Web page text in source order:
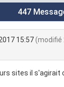
447
15:57(modifié
sites il s'agirait